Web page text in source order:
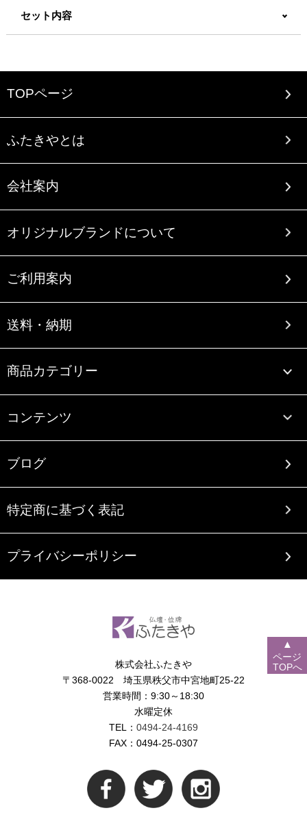
セット内容
TOPページ
ふたきやとは
会社案内
オリジナルブランドについて
ご利用案内
送料・納期
商品カテゴリー
コンテンツ
ブログ
特定商に基づく表記
プライバシーポリシー
株式会社ふたきや
〒368-0022 埼玉県秩父市中宮地町25-22
営業時間：9:30～18:30
水曜定休
TEL： 0494-24-4169
FAX：0494-25-0307
▲
ページ
TOPへ